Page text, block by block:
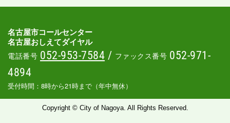
名古屋市コールセンター
名古屋おしえてダイヤル
電話番号 052-953-7584 / ファックス番号 052-971-
4894
受付時間：8時から21時まで（年中無休）
Copyright © City of Nagoya. All Rights Reserved.